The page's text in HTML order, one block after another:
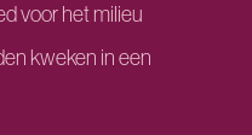
voor het milieu
kweken in een